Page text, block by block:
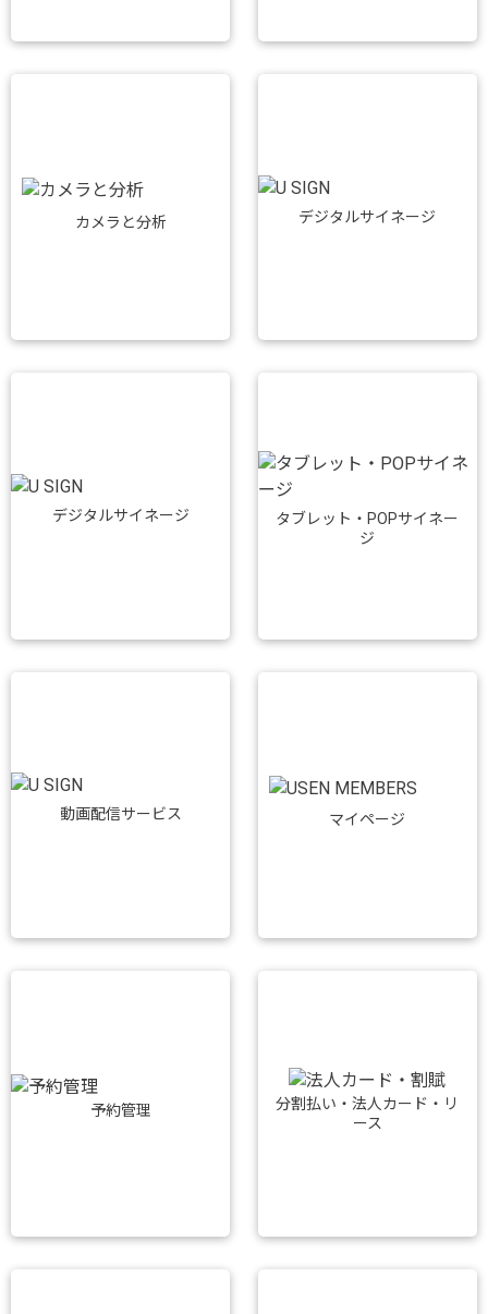
カメラと分析 デジタルサイネージ
デジタルサイネージ
タブレット・POPサイネー
ジ
動画配信サービス マイページ
予約管理
分割払い・法人カード・リ
ース